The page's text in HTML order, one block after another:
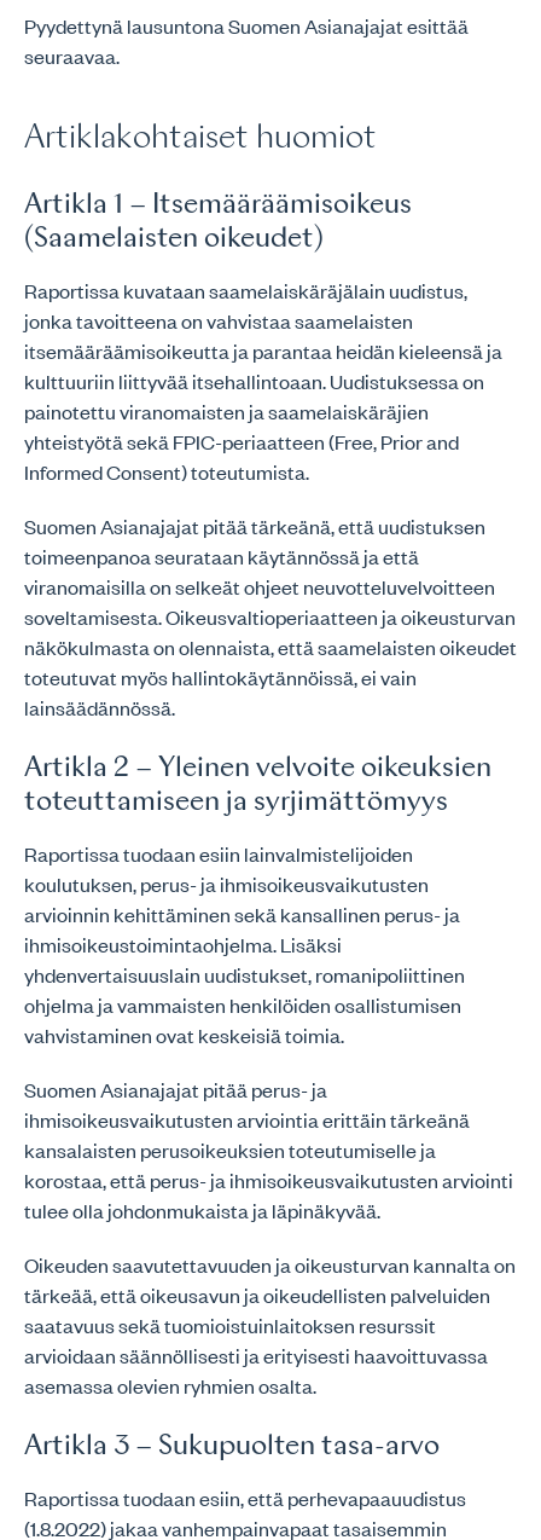
Pyydettynä lausuntona Suomen Asianajajat esittää
seuraavaa.
Artiklakohtaiset huomiot
Artikla 1 – Itsemääräämisoikeus
(Saamelaisten oikeudet)
Raportissa kuvataan saamelaiskäräjälain uudistus,
jonka tavoitteena on vahvistaa saamelaisten
itsemääräämisoikeutta ja parantaa heidän kieleensä ja
kulttuuriin liittyvää itsehallintoaan. Uudistuksessa on
painotettu viranomaisten ja saamelaiskäräjien
yhteistyötä sekä FPIC-periaatteen (Free, Prior and
Informed Consent) toteutumista.
Suomen Asianajajat pitää tärkeänä, että uudistuksen
toimeenpanoa seurataan käytännössä ja että
viranomaisilla on selkeät ohjeet neuvotteluvelvoitteen
soveltamisesta. Oikeusvaltioperiaatteen ja oikeusturvan
näkökulmasta on olennaista, että saamelaisten oikeudet
toteutuvat myös hallintokäytännöissä, ei vain
lainsäädännössä.
Artikla 2 – Yleinen velvoite oikeuksien
toteuttamiseen ja syrjimättömyys
Raportissa tuodaan esiin lainvalmistelijoiden
koulutuksen, perus- ja ihmisoikeusvaikutusten
arvioinnin kehittäminen sekä kansallinen perus- ja
ihmisoikeustoimintaohjelma. Lisäksi
yhdenvertaisuuslain uudistukset, romanipoliittinen
ohjelma ja vammaisten henkilöiden osallistumisen
vahvistaminen ovat keskeisiä toimia.
Suomen Asianajajat pitää perus- ja
ihmisoikeusvaikutusten arviointia erittäin tärkeänä
kansalaisten perusoikeuksien toteutumiselle ja
korostaa, että perus- ja ihmisoikeusvaikutusten arviointi
tulee olla johdonmukaista ja läpinäkyvää.
Oikeuden saavutettavuuden ja oikeusturvan kannalta on
tärkeää, että oikeusavun ja oikeudellisten palveluiden
saatavuus sekä tuomioistuinlaitoksen resurssit
arvioidaan säännöllisesti ja erityisesti haavoittuvassa
asemassa olevien ryhmien osalta.
Artikla 3 – Sukupuolten tasa-arvo
Raportissa tuodaan esiin, että perhevapaauudistus
(1.8.2022) jakaa vanhempainvapaat tasaisemmin